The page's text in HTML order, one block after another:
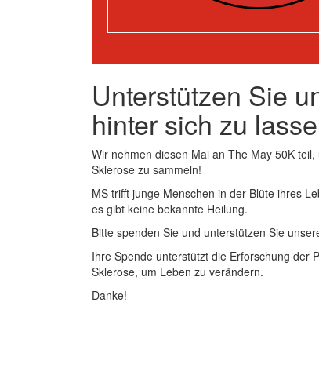
Unterstützen Sie
hinter sich zu
Wir nehmen diesen Mai an The May 50K
Sklerose zu sammeln!
MS trifft junge Menschen in der Blüte ihres
es gibt keine bekannte Heilung.
Bitte spenden Sie und unterstützen Sie
Ihre Spende unterstützt die Erforschung der
Sklerose, um Leben zu verändern.
Danke!